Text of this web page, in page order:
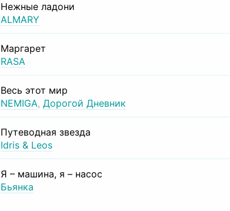
Нежные ладони
ALMARY
Маргарет
RASA
Весь этот мир
NEMIGA, Дорогой Дневник
Путеводная звезда
Idris & Leos
Я – машина, я – насос
Бьянка